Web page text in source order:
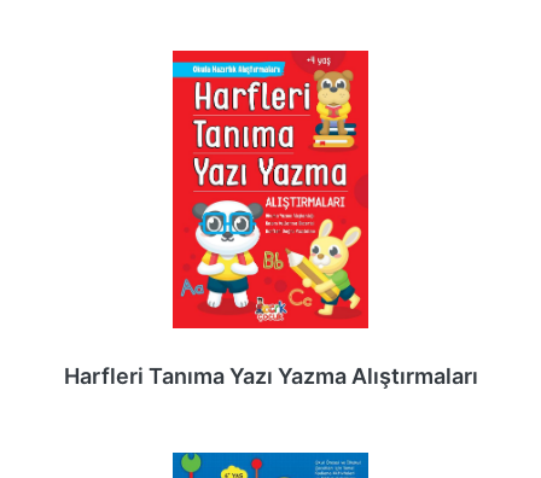
Harfleri Tanıma Yazı Yazma Alıştırmaları